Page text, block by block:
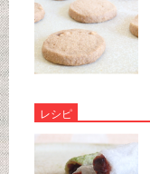
レシピ